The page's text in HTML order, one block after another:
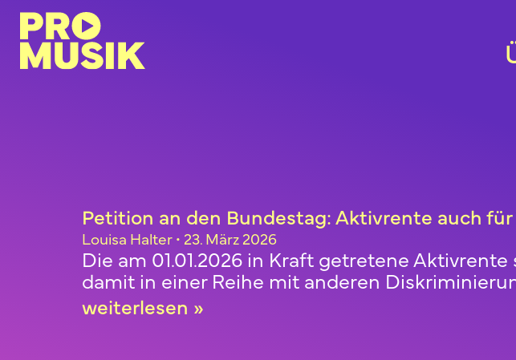
Petition an den Bundestag: Aktivrente auch
Louisa Halter 23. März 2026
Die am 01.01.2026 in Kraft getretene
damit in einer Reihe mit anderen
weiterlesen »